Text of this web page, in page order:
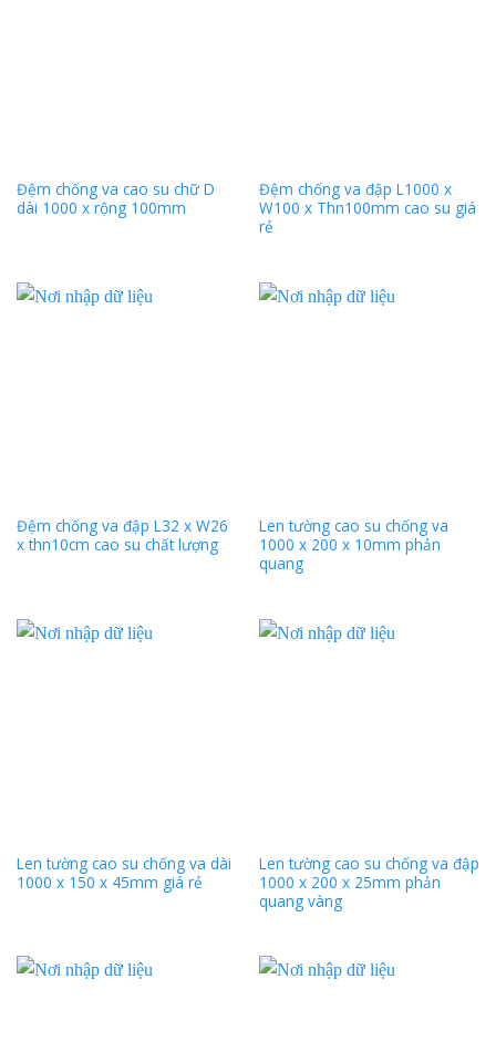
Đệm chống va cao su chữ D
dài 1000 x rộng 100mm
Đệm chống va đập L1000 x
W100 x Thn100mm cao su giá
rẻ
Đệm chống va đập L32 x W26
x thn10cm cao su chất lượng
Len tường cao su chống va
1000 x 200 x 10mm phản
quang
Len tường cao su chống va dài
1000 x 150 x 45mm giá rẻ
Len tường cao su chống va đập
1000 x 200 x 25mm phản
quang vàng